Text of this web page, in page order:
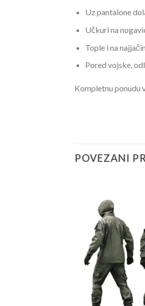
Uz pantalone
Učkuri na
Tople i na
Pored vojske,
Kompletnu ponudu
POVEZANI